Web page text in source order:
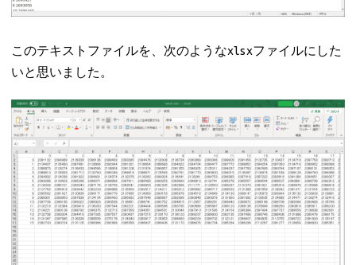
このテキストファイルを、次のようなxlsxファイルにした
いと思いました。